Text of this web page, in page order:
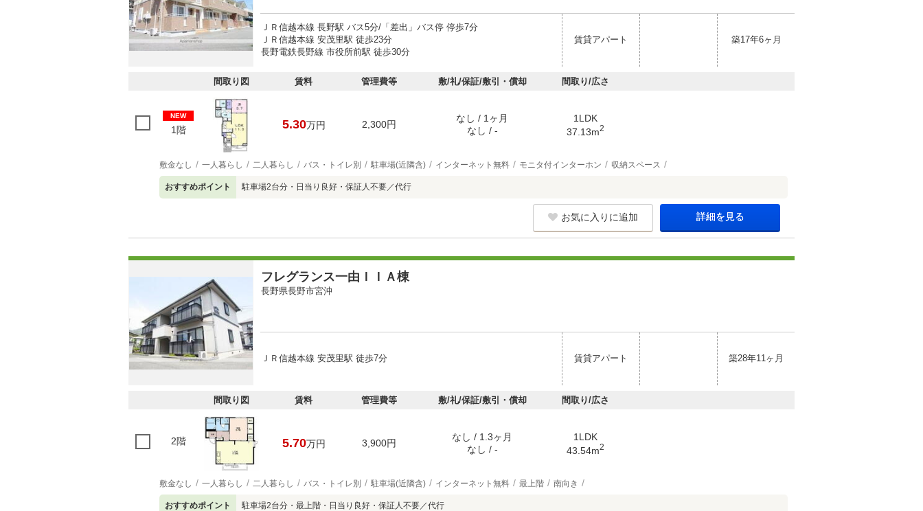
ＪＲ信越本線 長野駅 バス5分/「差出」バス停 停歩7分
ＪＲ信越本線 安茂里駅 徒歩23分
長野電鉄長野線 市役所前駅 徒歩30分
賃貸アパート 築17年6ヶ月
間取り図 賃料 管理費等 敷/礼/保証/敷引・償却 間取り/広さ
NEW
1階 5.30万円 2,300円
なし / 1ヶ月
なし / -
1LDK
37.13m2
敷金なし 一人暮らし 二人暮らし バス・トイレ別 駐車場(近隣含) インターネット無料 モニタ付インターホン 収納スペース
おすすめポイント 駐車場2台分・日当り良好・保証人不要／代行
お気に入りに追加 詳細を見る
フレグランス一由ＩＩＡ棟
長野県長野市宮沖
ＪＲ信越本線 安茂里駅 徒歩7分 賃貸アパート 築28年11ヶ月
間取り図 賃料 管理費等 敷/礼/保証/敷引・償却 間取り/広さ
2階 5.70万円 3,900円
なし / 1.3ヶ月
なし / -
1LDK
43.54m2
敷金なし 一人暮らし 二人暮らし バス・トイレ別 駐車場(近隣含) インターネット無料 最上階 南向き
おすすめポイント 駐車場2台分・最上階・日当り良好・保証人不要／代行